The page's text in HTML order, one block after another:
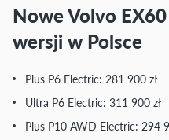
Nowe Volvo
wersji w Polsce
Plus P6 Electric: 281 900 zł
Ultra P6 Electric: 311 900 zł
Plus P10 AWD Electric: 294